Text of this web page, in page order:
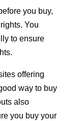
you buy,
You
to ensure
offering
way to buy
also
you buy your